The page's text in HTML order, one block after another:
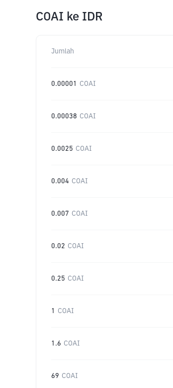
COAI ke IDR
Jumlah
0.00001 COAI
0.00038 COAI
0.0025 COAI
0.004 COAI
0.007 COAI
0.02 COAI
0.25 COAI
1 COAI
1.6 COAI
69 COAI